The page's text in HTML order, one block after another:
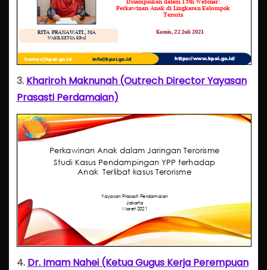
3. Khariroh Maknunah (Outrech Director Yayasan
Prasasti Perdamaian)
4. Dr. Imam Nahei (Ketua Gugus Kerja Perempuan